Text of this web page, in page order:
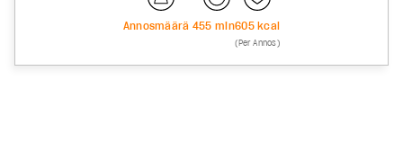
Annosmäärä 455 min605kcal
(Per Annos)